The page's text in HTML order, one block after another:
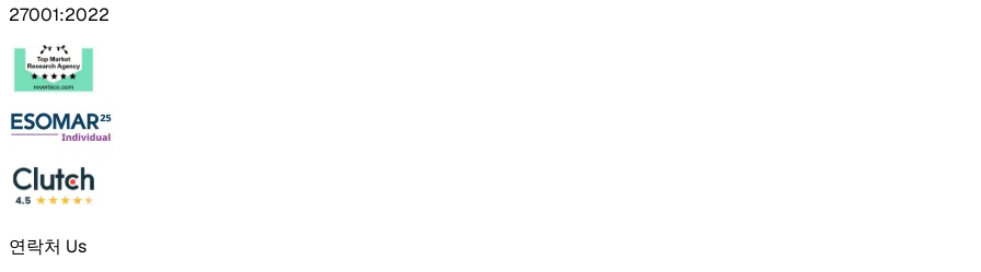
27001:2022
연락처 Us